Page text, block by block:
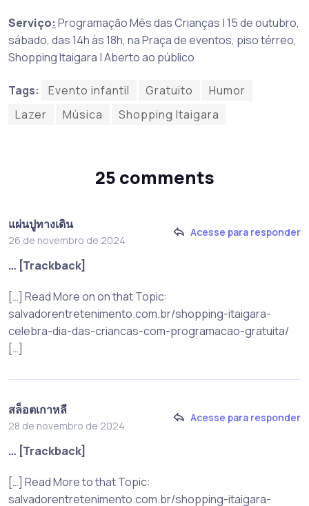
Serviço:Programação Mês das Crianças | 15 de outubro,
sábado, das 14h às 18h, na Praça de eventos, piso térreo,
Shopping Itaigara | Aberto ao público
Tags: Evento infantil Gratuito
Humor
Lazer
Música Shopping Itaigara
25 comments
แผ่นปูทางเดิน
26 de novembro de 2024
Acesse para responder
… [Trackback]
[…] Read More on on that Topic:
salvadorentretenimento.com.br/shopping-itaigara-
celebra-dia-das-criancas-com-programacao-gratuita/
[…]
สล็อตเกาหลี
28 de novembro de 2024
Acesse para responder
… [Trackback]
[…] Read More to that Topic:
salvadorentretenimento.com.br/shopping-itaigara-